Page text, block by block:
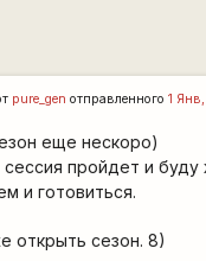
pure_gen отправленного 1
еще нескоро)
сессия пройдет и буду
и готовиться.
открыть сезон. 8)